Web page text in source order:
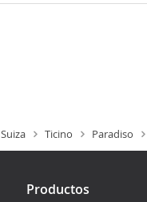
Suiza Ticino Paradiso
Productos